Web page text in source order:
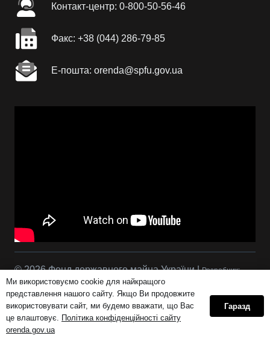
Контакт-центр: 0-800-50-56-46
Факc: +38 (044) 286-79-85
Е-пошта: orenda@spfu.gov.ua
© 2026 Фонд державного майна України |Розробник:
Сова Р.С.
Політика конфіденційності сайту orenda.gov.ua
Ми використовуємо cookie для найкращого
представлення нашого сайту. Якщо Ви продовжите
використовувати сайт, ми будемо вважати, що Вас
це влаштовує. Політика конфіденційності сайту
orenda.gov.ua
Гаразд